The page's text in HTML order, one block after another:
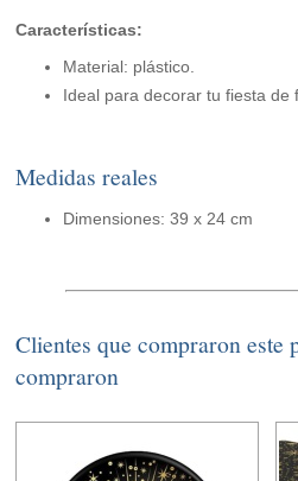
Características:
Material: plástico.
Ideal para decorar tu fiesta de
Medidas reales
Dimensiones: 39 x 24 cm
Clientes que compraron este
compraron